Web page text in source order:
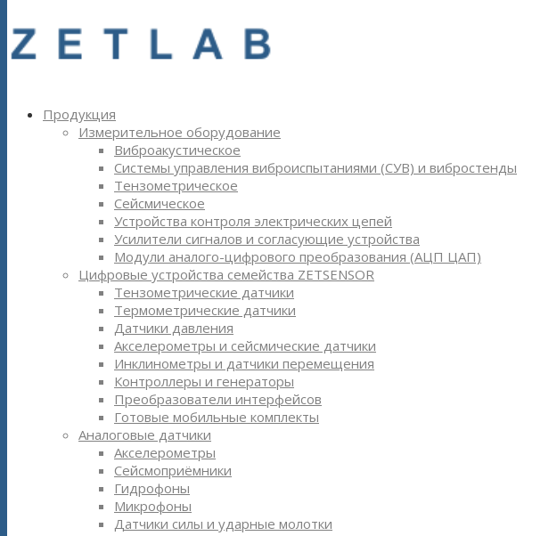
Продукция
Измерительное оборудование
Виброакустическое
Системы управления виброиспытаниями (СУВ) и вибростенды
Тензометрическое
Сейсмическое
Устройства контроля электрических цепей
Усилители сигналов и согласующие устройства
Модули аналого-цифрового преобразования (АЦП ЦАП)
Цифровые устройства семейства ZETSENSOR
Тензометрические датчики
Термометрические датчики
Датчики давления
Акселерометры и сейсмические датчики
Инклинометры и датчики перемещения
Контроллеры и генераторы
Преобразователи интерфейсов
Готовые мобильные комплекты
Аналоговые датчики
Акселерометры
Сейсмоприёмники
Гидрофоны
Микрофоны
Датчики силы и ударные молотки